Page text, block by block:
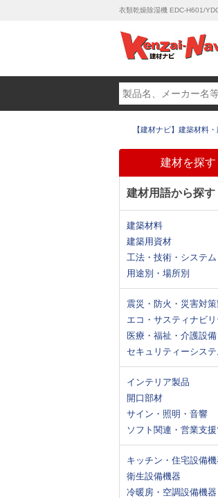
衣類乾燥除湿機 EDC-H601/
【建材ナビ】建築材料
建材を探す
建材用語から探す
建築材料
建築用資材
工法・技術・システム
用途別・場所別
震災・防火・災害対策
エコ・サスティナビリ
医療・福祉・介護設備
セキュリティーシステ
インテリア製品
開口部材
サイン・照明・音響
ソフト関連・営業支
キッチン・住宅設備機
衛生設備機器
冷暖房・空調設備機器